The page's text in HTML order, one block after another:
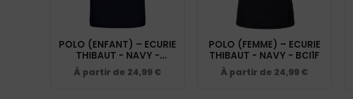
POLO (ENFANT) – ECURIE
THIBAUT - NAVY -
BCK424
À partir de 24,99 €
POLO (FEMME) – ECURIE
THIBAUT - NAVY - BCI1F
À partir de 24,99 €